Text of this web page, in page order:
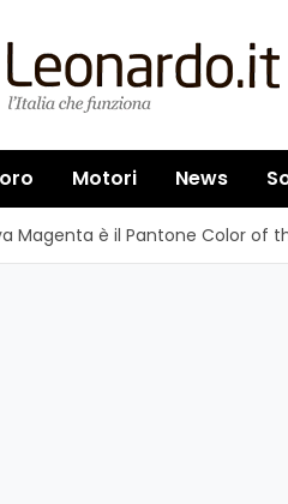
Motori News
Magenta è il Pantone Color of